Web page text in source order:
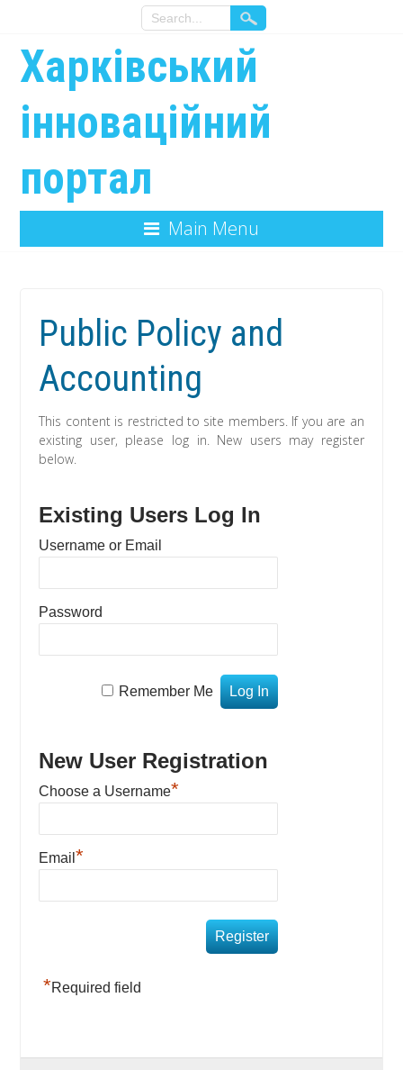
Харківський
інноваційний
портал
Main Menu
Public Policy and
Accounting
This content is restricted to site members. If you are an
existing user, please log in. New users may register
below.
Existing Users Log In
Username or Email
Password
Remember Me
New User Registration
Choose a Username*
Email*
*Required field